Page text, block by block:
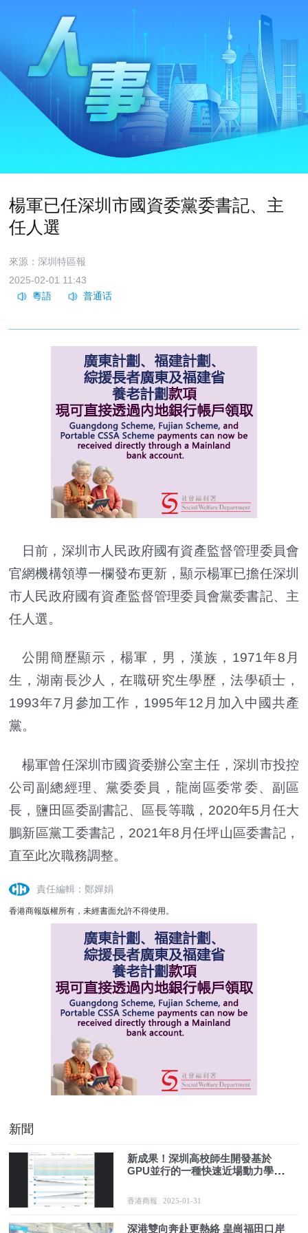
楊軍已任深圳市國資委黨委書記、主
任人選
來源：深圳特區報
2025-02-01 11:43
日前，深圳市人民政府國有資產監督管理委員會
官網機構領導一欄發布更新，顯示楊軍已擔任深圳
市人民政府國有資產監督管理委員會黨委書記、主
任人選。
公開簡歷顯示，楊軍，男，漢族，1971年8月
生，湖南長沙人，在職研究生學歷，法學碩士，
1993年7月參加工作，1995年12月加入中國共產
黨。
楊軍曾任深圳市國資委辦公室主任，深圳市投控
公司副總經理、黨委委員，龍崗區委常委、副區
長，鹽田區委副書記、區長等職，2020年5月任大
鵬新區黨工委書記，2021年8月任坪山區委書記，
直至此次職務調整。
責任編輯：鄭嬋娟
香港商報版權所有，未經書面允許不得使用。
新聞
新成果！深圳高校師生開發基於
GPU並行的一種快速近場動力學算
香港商報 2025-01-31
深港雙向奔赴更熱絡 皇崗福田口岸